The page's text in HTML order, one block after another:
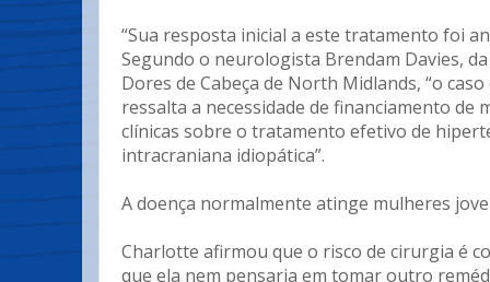
“Sua resposta inicial a este tratamento foi
Segundo o neurologista Brendam Davies,
Dores de Cabeça de North Midlands, “o
ressalta a necessidade de financiamento de
clínicas sobre o tratamento efetivo de
intracraniana idiopática”.
A doença normalmente atinge mulheres
Charlotte afirmou que o risco de cirurgia é
que ela nem pensaria em tomar outro